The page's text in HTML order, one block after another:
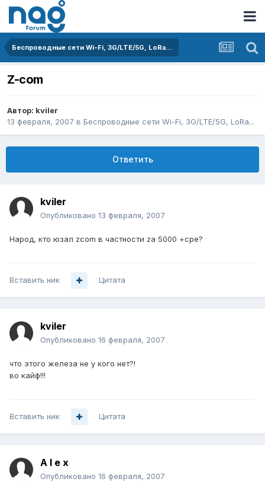
Беспроводные сети Wi-Fi, 3G/LTE/5G, LoRa...
Z-com
Автор: kviler
13 февраля, 2007 в Беспроводные сети Wi-Fi, 3G/LTE/5G, LoRa...
Ответить
kviler
Опубликовано 13 февраля, 2007
Народ, кто юзал zcom в частности za 5000 +cpe?
Вставить ник Цитата
kviler
Опубликовано 16 февраля, 2007
что этого железа не у кого нет?!
во кайф!!!
Вставить ник Цитата
A l e x
Опубликовано 16 февраля, 2007